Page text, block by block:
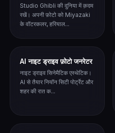
Studio Ghibli की दुनिया में क़दम
रखें। अपनी फ़ोटो को Miyazaki
के वॉटरकलर, हरियाल...
AI नाइट ड्राइव फ़ोटो जनरेटर
नाइट ड्राइव सिनेमैटिक एस्थेटिक।
AI से तैयार नियॉन सिटी पोर्ट्रेट और
शहर की रात क...